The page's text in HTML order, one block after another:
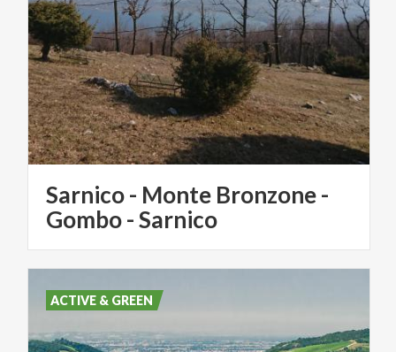
Sarnico - Monte Bronzone -
Gombo - Sarnico
ACTIVE & GREEN